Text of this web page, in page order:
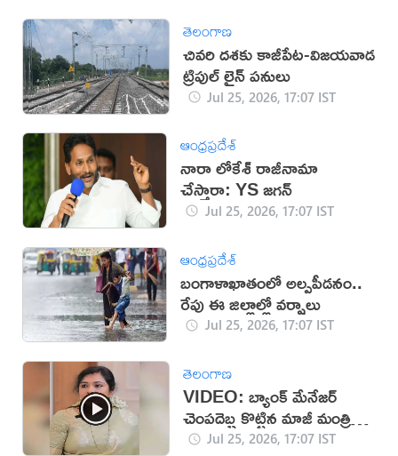
తెలంగాణ
చివరి దశకు కాజీపేట-విజయవాడ
ట్రిపుల్ లైన్ పనులు
Jul 25, 2026, 17:07 IST
ఆంధ్రప్రదేశ్
నారా లోకేశ్ రాజీనామా
చేస్తారా: YS జగన్
Jul 25, 2026, 17:07 IST
ఆంధ్రప్రదేశ్
బంగాళాఖాతంలో అల్పపీడనం..
రేపు ఈ జిల్లాల్లో వర్షాలు
Jul 25, 2026, 17:07 IST
తెలంగాణ
VIDEO: బ్యాంక్ మేనేజర్
చెంపదెబ్బ కొట్టిన మాజీ మంత్రి
కూతురు
Jul 25, 2026, 17:07 IST